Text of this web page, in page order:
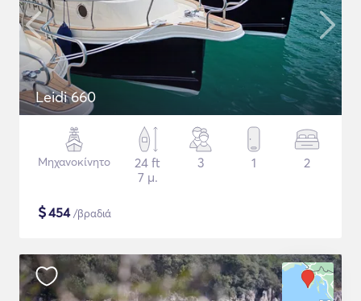
Leidi 660
Μηχανοκίνητο
24 ft
7 μ.
3 1 2
$454/βραδιά